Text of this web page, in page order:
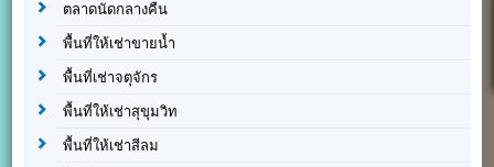
ตลาดนัดกลางคืน
พื้นที่ให้เช่าขายน้ำ
พื้นที่เช่าจตุจักร
พื้นที่ให้เช่าสุขุมวิท
พื้นที่ให้เช่าสีลม